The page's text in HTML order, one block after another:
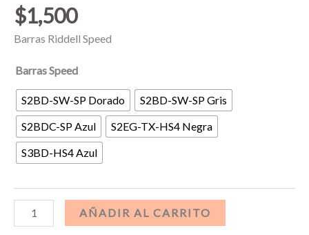
$1,500
Barras Riddell Speed
Barras Speed
S2BD-SW-SP Dorado
S2BD-SW-SP Gris
S2BDC-SP Azul
S2EG-TX-HS4 Negra
S3BD-HS4 Azul
Barras
Riddell
AÑADIR AL CARRITO